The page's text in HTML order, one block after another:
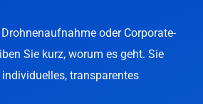
oder Corporate-
Sie kurz, worum es geht. Sie
transparentes